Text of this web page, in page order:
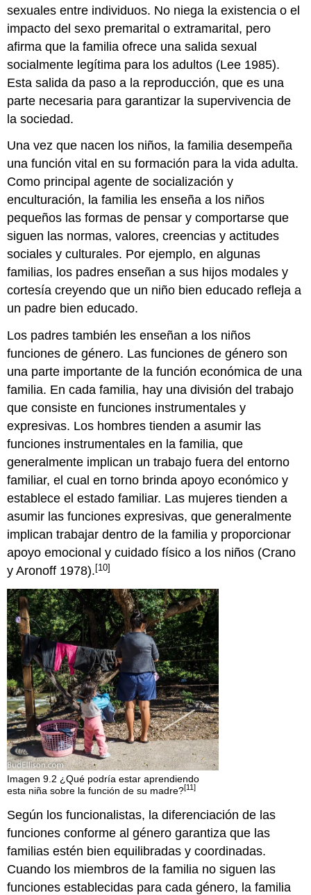
sexuales entre individuos. No niega la existencia o el
impacto del sexo premarital o extramarital, pero
afirma que la familia ofrece una salida sexual
socialmente legítima para los adultos (Lee 1985).
Esta salida da paso a la reproducción, que es una
parte necesaria para garantizar la supervivencia de
la sociedad.
Una vez que nacen los niños, la familia desempeña
una función vital en su formación para la vida adulta.
Como principal agente de socialización y
enculturación, la familia les enseña a los niños
pequeños las formas de pensar y comportarse que
siguen las normas, valores, creencias y actitudes
sociales y culturales. Por ejemplo, en algunas
familias, los padres enseñan a sus hijos modales y
cortesía creyendo que un niño bien educado refleja a
un padre bien educado.
Los padres también les enseñan a los niños
funciones de género. Las funciones de género son
una parte importante de la función económica de una
familia. En cada familia, hay una división del trabajo
que consiste en funciones instrumentales y
expresivas. Los hombres tienden a asumir las
funciones instrumentales en la familia, que
generalmente implican un trabajo fuera del entorno
familiar, el cual en torno brinda apoyo económico y
establece el estado familiar. Las mujeres tienden a
asumir las funciones expresivas, que generalmente
implican trabajar dentro de la familia y proporcionar
apoyo emocional y cuidado físico a los niños (Crano
y Aronoff 1978).[10]
Imagen 9.2 ¿Qué podría estar aprendiendo
esta niña sobre la función de su madre?[11]
Según los funcionalistas, la diferenciación de las
funciones conforme al género garantiza que las
familias estén bien equilibradas y coordinadas.
Cuando los miembros de la familia no siguen las
funciones establecidas para cada género, la familia